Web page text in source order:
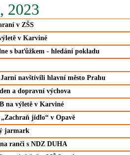
2023
v ZŠS
v Karviné
s baťůžkem - hledání pokladu
navštívili hlavní město Prahu
a dopravní výchova
na výletě v Karviné
jídlo“ v Opavě
jarmark
ranči s NDZ DUHA